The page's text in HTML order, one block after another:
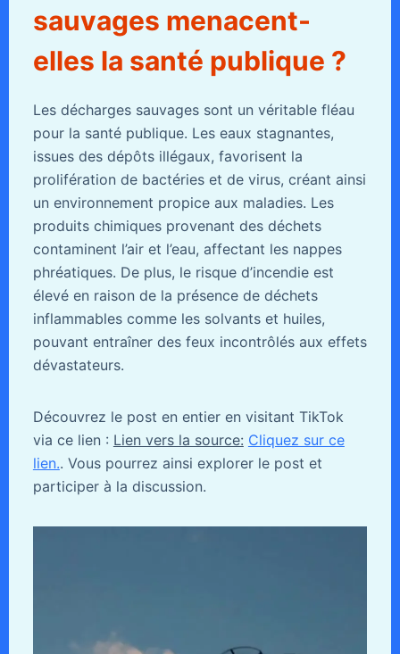
sauvages menacent-
elles la santé publique ?
Les décharges sauvages sont un véritable fléau
pour la santé publique. Les eaux stagnantes,
issues des dépôts illégaux, favorisent la
prolifération de bactéries et de virus, créant ainsi
un environnement propice aux maladies. Les
produits chimiques provenant des déchets
contaminent l’air et l’eau, affectant les nappes
phréatiques. De plus, le risque d’incendie est
élevé en raison de la présence de déchets
inflammables comme les solvants et huiles,
pouvant entraîner des feux incontrôlés aux effets
dévastateurs.
Découvrez le post en entier en visitant TikTok
via ce lien : Lien vers la source: Cliquez sur ce
lien.. Vous pourrez ainsi explorer le post et
participer à la discussion.